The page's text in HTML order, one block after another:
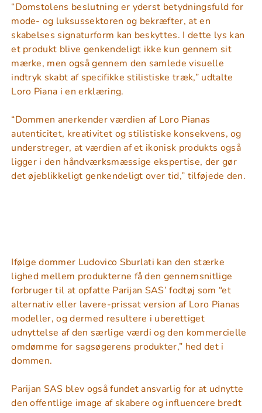
“Domstolens beslutning er yderst betydningsfuld for
mode- og luksussektoren og bekræfter, at en
skabelses signaturform kan beskyttes. I dette lys kan
et produkt blive genkendeligt ikke kun gennem sit
mærke, men også gennem den samlede visuelle
indtryk skabt af specifikke stilistiske træk,” udtalte
Loro Piana i en erklæring.
“Dommen anerkender værdien af Loro Pianas
autenticitet, kreativitet og stilistiske konsekvens, og
understreger, at værdien af et ikonisk produkts også
ligger i den håndværksmæssige ekspertise, der gør
det øjeblikkeligt genkendeligt over tid,” tilføjede den.
Ifølge dommer Ludovico Sburlati kan den stærke
lighed mellem produkterne få den gennemsnitlige
forbruger til at opfatte Parijan SAS’ fodtøj som “et
alternativ eller lavere-prissat version af Loro Pianas
modeller, og dermed resultere i uberettiget
udnyttelse af den særlige værdi og den kommercielle
omdømme for sagsøgerens produkter,” hed det i
dommen.
Parijan SAS blev også fundet ansvarlig for at udnytte
den offentlige image af skabere og influencere bredt